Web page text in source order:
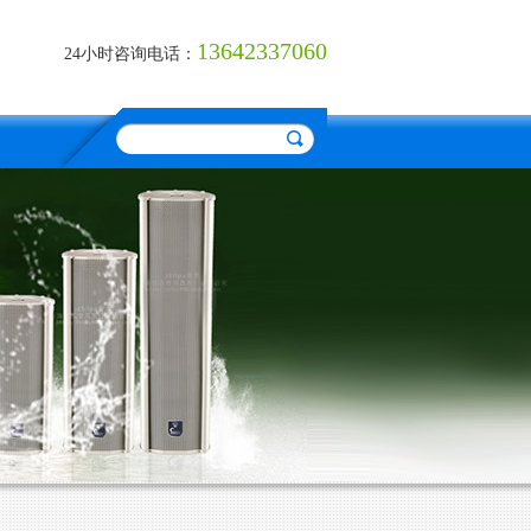
24小时咨询电话： 13642337060